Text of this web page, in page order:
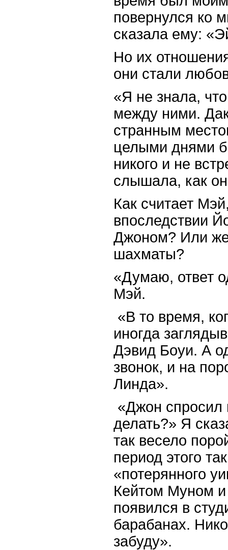
повернулся ко
сказала ему:
Но их
они стали
«Я не знала,
между ними.
странным
целыми днями
никого и не
слышала, как
Как считает
впоследствии
Джоном? Или
шахматы?
«Думаю, ответ
Мэй.
«В то время,
иногда
Дэвид Боуи. А
звонок, и на
Линда».
«Джон
делать?» Я
так весело
период этого
«потерянного
Кейтом Муном
появился в
барабанах.
забуду».